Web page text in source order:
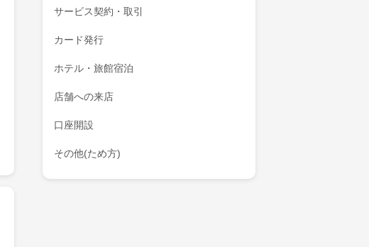
サービス契約・取引
カード発行
ホテル・旅館宿泊
店舗への来店
口座開設
その他(ため方)